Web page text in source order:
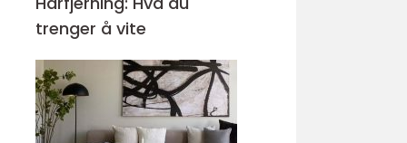
trenger å vite